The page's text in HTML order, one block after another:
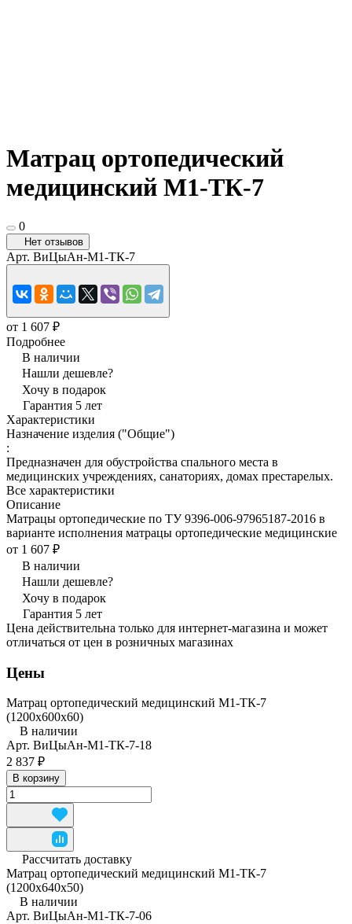
Матрац ортопедический
медицинский М1-ТК-7
0
Нет отзывов
Арт. ВиЦыАн-М1-ТК-7
от 1 607 ₽
Подробнее
В наличии
Нашли дешевле?
Хочу в подарок
Гарантия 5 лет
Характеристики
Назначение изделия ("Общие")
:
Предназначен для обустройства спального места в
медицинских учреждениях, санаториях, домах престарелых.
Все характеристики
Описание
Матрацы ортопедические по ТУ 9396-006-97965187-2016 в
варианте исполнения матрацы ортопедические медицинские
от 1 607 ₽
В наличии
Нашли дешевле?
Хочу в подарок
Гарантия 5 лет
Цена действительна только для интернет-магазина и может
отличаться от цен в розничных магазинах
Цены
Матрац ортопедический медицинский М1-ТК-7
(1200x600x60)
В наличии
Арт. ВиЦыАн-М1-ТК-7-18
2 837 ₽
В корзину
Рассчитать доставку
Матрац ортопедический медицинский М1-ТК-7
(1200x640x50)
В наличии
Арт. ВиЦыАн-М1-ТК-7-06